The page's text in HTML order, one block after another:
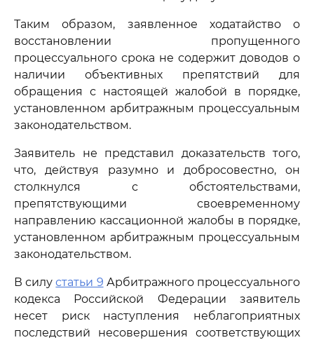
Таким образом, заявленное ходатайство о
восстановлении пропущенного
процессуального срока не содержит доводов о
наличии объективных препятствий для
обращения с настоящей жалобой в порядке,
установленном арбитражным процессуальным
законодательством.
Заявитель не представил доказательств того,
что, действуя разумно и добросовестно, он
столкнулся с обстоятельствами,
препятствующими своевременному
направлению кассационной жалобы в порядке,
установленном арбитражным процессуальным
законодательством.
В силустатьи 9 Арбитражного процессуального
кодекса Российской Федерации заявитель
несет риск наступления неблагоприятных
последствий несовершения соответствующих